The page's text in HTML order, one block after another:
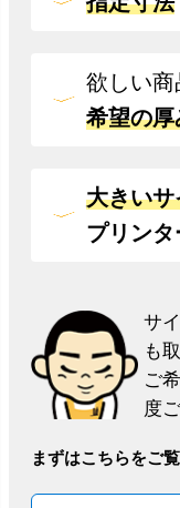
欲しい
希望の
大きいサ
プリン
サ
も
ご
度
まずはこちらをご